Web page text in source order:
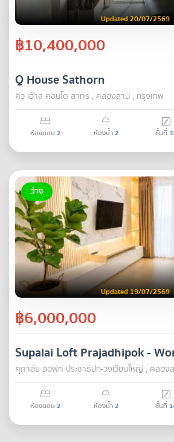
Updated 20/07/2569
฿10,400,000
Q House Sathorn
คิว เฮ้าส์ คอนโด สาทร , คลองสาน , กรุงเทพ
ห้องนอน 2 ห้องน้ำ2 ชั้นที่
ว่าง
Updated 19/07/2569
฿6,000,000
Supalai Loft Prajadhipok -
ศุภาลัย ลอฟท์ ประชาธิปก-วงเวียนใหญ่ , คลอง
ห้องนอน 2 ห้องน้ำ2 ชั้นที่